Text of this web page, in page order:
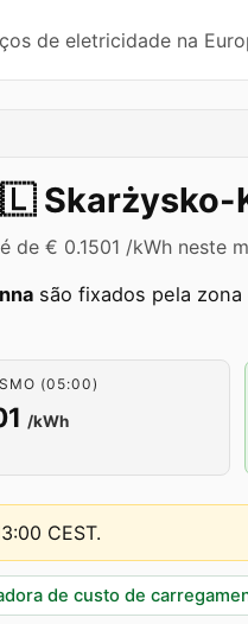
de eletricidade na
Skarżysko-
de € 0.1501 /kWh neste
são fixados pela
(05:00)
/kWh
CEST.
de custo de